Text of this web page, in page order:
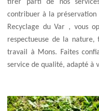
tirer parti de nos
contribuer à la préservation
Recyclage du Var , vous
respectueuse de la
travail à Mons. Faites
service de qualité, adapté à